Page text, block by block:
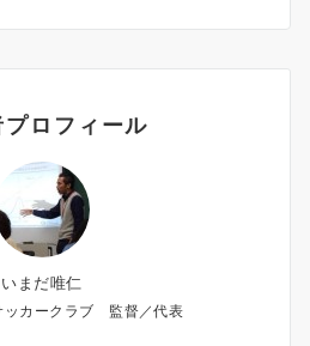
プロフィール
いまだ唯仁
ッカークラブ 監督／代表